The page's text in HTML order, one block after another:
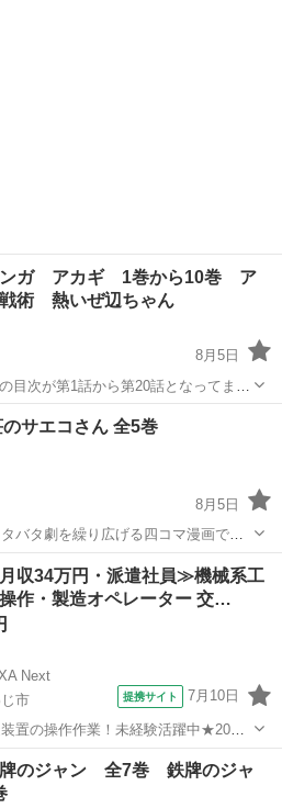
ンガ アカギ 1巻から10巻 ア
術 熱いぜ辺ちゃん
8月5日
目次が第1話から第20話となってます
単行本の1巻から22巻、23巻の195
魔の戦術」「熱いぜ辺ちゃん」をお
マンガ、コミック、アニメ
サエコさん 全5巻
8月5日
バタ劇を繰り広げる四コマ漫画で
でほのぼのとした作品です。
マンガ、コミック、アニメ
収34万円・派遣社員≫機械系工
作・製造オペレーター 交…
Next
市
提携サイト 7月10日
置の操作作業！未経験活躍中★20～
円！生活支援物資事前対応可◎ワ
担！正社員登用制度あり◎《兵庫県
のジャン 全7巻 鉄牌のジャ